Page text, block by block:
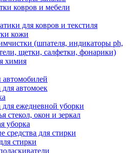
ковров и мебели
для ковров и текстиля
кожи
(шпателя, индикаторы ph,
щетки, салфетки, фонарики)
химия
автомоек
ежедневной уборки
стекол, окон и зеркал
уборка
средства для стирки
стирки